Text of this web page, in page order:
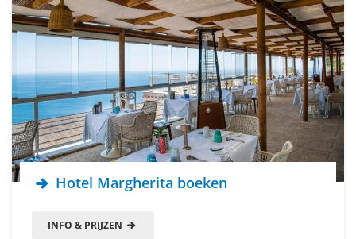
Hotel Margherita boeken
INFO & PRIJZEN